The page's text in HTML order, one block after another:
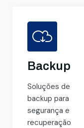
Backup
Soluções de
backup para
segurança e
recuperação